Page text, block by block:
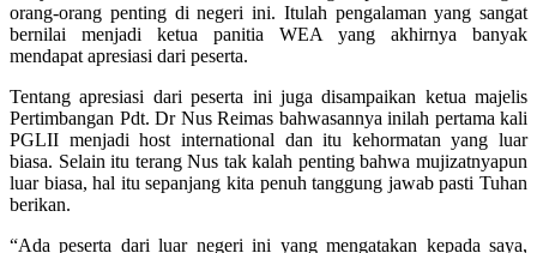
orang-orang penting di negeri ini. Itulah pengalaman yang sangat
bernilai menjadi ketua panitia WEA yang akhirnya banyak
mendapat apresiasi dari peserta.
Tentang apresiasi dari peserta ini juga disampaikan ketua majelis
Pertimbangan Pdt. Dr Nus Reimas bahwasannya inilah pertama kali
PGLII menjadi host international dan itu kehormatan yang luar
biasa. Selain itu terang Nus tak kalah penting bahwa mujizatnyapun
luar biasa, hal itu sepanjang kita penuh tanggung jawab pasti Tuhan
berikan.
“Ada peserta dari luar negeri ini yang mengatakan kepada saya,